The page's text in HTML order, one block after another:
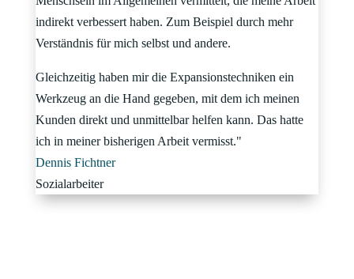
indirekt verbessert haben. Zum Beispiel durch mehr
Verständnis für mich selbst und andere.
Gleichzeitig haben mir die Expansionstechniken ein
Werkzeug an die Hand gegeben, mit dem ich meinen
Kunden direkt und unmittelbar helfen kann. Das hatte
ich in meiner bisherigen Arbeit vermisst."
Dennis Fichtner
Sozialarbeiter